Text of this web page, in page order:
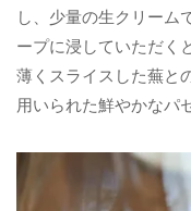
し、少量の生クリーム
ープに浸していただく
薄くスライスした蕪と
用いられた鮮やかなパ